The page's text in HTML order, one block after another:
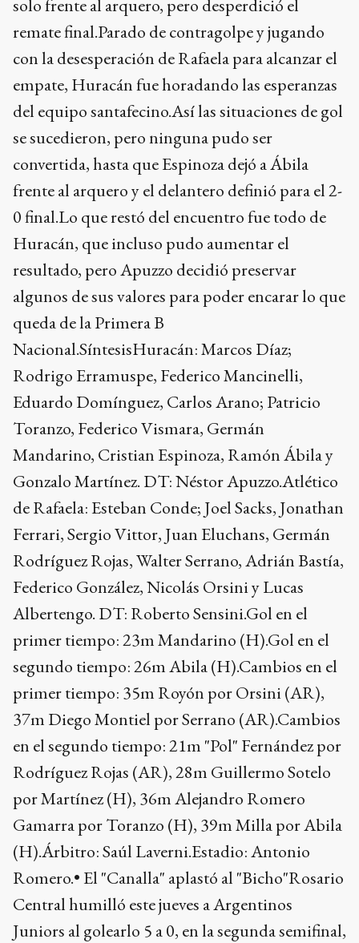
solo frente al arquero, pero desperdició el
remate final.Parado de contragolpe y jugando
con la desesperación de Rafaela para alcanzar el
empate, Huracán fue horadando las esperanzas
del equipo santafecino.Así las situaciones de gol
se sucedieron, pero ninguna pudo ser
convertida, hasta que Espinoza dejó a Ábila
frente al arquero y el delantero definió para el 2-
0 final.Lo que restó del encuentro fue todo de
Huracán, que incluso pudo aumentar el
resultado, pero Apuzzo decidió preservar
algunos de sus valores para poder encarar lo que
queda de la Primera B
Nacional.SíntesisHuracán: Marcos Díaz;
Rodrigo Erramuspe, Federico Mancinelli,
Eduardo Domínguez, Carlos Arano; Patricio
Toranzo, Federico Vismara, Germán
Mandarino, Cristian Espinoza, Ramón Ábila y
Gonzalo Martínez. DT: Néstor Apuzzo.Atlético
de Rafaela: Esteban Conde; Joel Sacks, Jonathan
Ferrari, Sergio Vittor, Juan Eluchans, Germán
Rodríguez Rojas, Walter Serrano, Adrián Bastía,
Federico González, Nicolás Orsini y Lucas
Albertengo. DT: Roberto Sensini.Gol en el
primer tiempo: 23m Mandarino (H).Gol en el
segundo tiempo: 26m Abila (H).Cambios en el
primer tiempo: 35m Royón por Orsini (AR),
37m Diego Montiel por Serrano (AR).Cambios
en el segundo tiempo: 21m "Pol" Fernández por
Rodríguez Rojas (AR), 28m Guillermo Sotelo
por Martínez (H), 36m Alejandro Romero
Gamarra por Toranzo (H), 39m Milla por Abila
(H).Árbitro: Saúl Laverni.Estadio: Antonio
Romero.• El "Canalla" aplastó al "Bicho"Rosario
Central humilló este jueves a Argentinos
Juniors al golearlo 5 a 0, en la segunda semifinal,